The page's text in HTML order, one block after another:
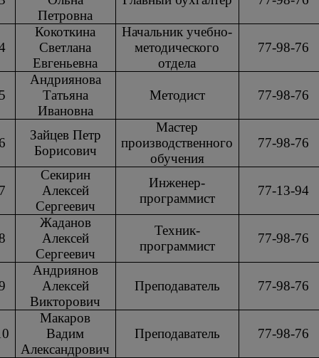
Петровна
Кокоткина
Светлана
Евгеньевна
Начальник учебно-
методического
отдела
77-98-76
Андриянова
Татьяна
Ивановна
Методист 77-98-76
Зайцев Петр
Борисович
Мастер
производственного
обучения
77-98-76
Секирин
Алексей
Сергеевич
Инженер-
программист
77-13-94
Жаданов
Алексей
Сергеевич
Техник-
программист
77-98-76
Андриянов
Алексей
Викторович
Преподаватель 77-98-76
Макаров
Вадим
Александрович
Преподаватель 77-98-76